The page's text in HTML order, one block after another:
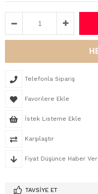
Telefonla Sipariş
Favorilere Ekle
İstek Listeme Ekle
Karşılaştır
Fiyat Düşünce Haber Ver
TAVSIYE ET